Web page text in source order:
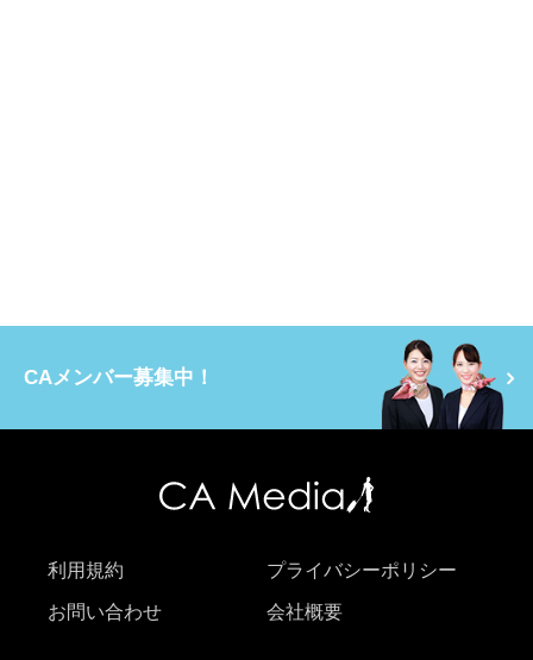
CAメンバー募集中！
利用規約 プライバシーポリシー
お問い合わせ 会社概要